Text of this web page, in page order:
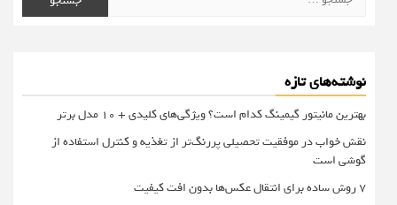
برای:
نوشته‌های تازه
بهترین مانیتور گیمینگ کدام است؟ ویژگی‌های کلیدی + 10 مدل برتر
نقش خواب در موفقیت تحصیلی پررنگ‌تر از تغذیه و کنترل استفاده از
گوشی است
۷ روش ساده برای انتقال عکس‌ها بدون افت کیفیت